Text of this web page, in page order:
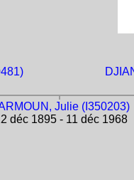
Julie (I350203)
déc 1895 - 11 déc 1968